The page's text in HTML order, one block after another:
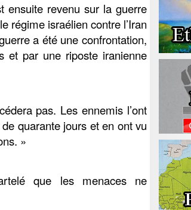
ensuite revenu sur la guerre
régime israélien contre l’Iran
a été une confrontation,
et par une riposte iranienne
pas. Les ennemis l’ont
quarante jours et en ont vu
»
que les menaces ne